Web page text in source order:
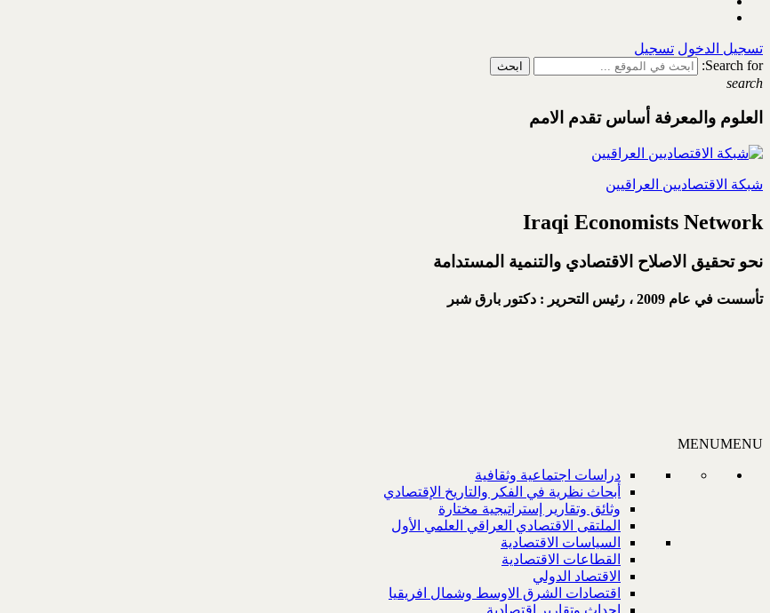
تسجيل الدخول تسجيل
Search for:
search
العلوم والمعرفة أساس تقدم الامم
شبكة الاقتصاديين العراقيين
Iraqi Economists Network
نحو تحقيق الاصلاح الاقتصادي والتنمية المستدامة
تأسست في عام 2009 ، رئيس التحرير : دكتور بارق شبر
MENUMENU
دراسات اجتماعية وثقافية
أبحاث نظرية في الفكر والتاريخ الإقتصادي
وثائق وتقارير إستراتيجية مختارة
الملتقى الاقتصادي العراقي العلمي الأول
السياسات الاقتصادية
القطاعات الاقتصادية
الاقتصاد الدولي
اقتصادات الشرق الاوسط وشمال افريقيا
احداث وتقارير اقتصادية